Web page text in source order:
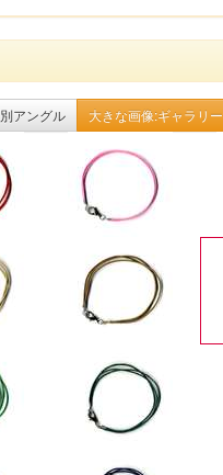
別アングル 大きな画像:ギャラリー